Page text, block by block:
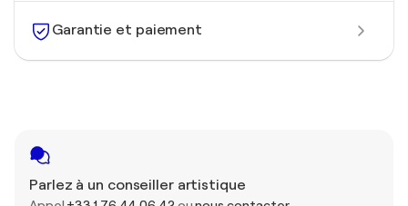
Garantie et paiement
Parlez à un conseiller artistique